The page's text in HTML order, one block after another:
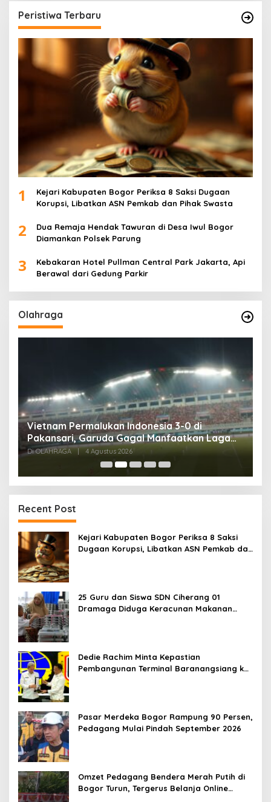
Peristiwa Terbaru
1
Kejari Kabupaten Bogor Periksa 8 Saksi Dugaan
Korupsi, Libatkan ASN Pemkab dan Pihak Swasta
2
Dua Remaja Hendak Tawuran di Desa Iwul Bogor
Diamankan Polsek Parung
3
Kebakaran Hotel Pullman Central Park Jakarta, Api
Berawal dari Gedung Parkir
Olahraga
Vietnam Permalukan Indonesia 3-0 di
Pakansari, Garuda Gagal Manfaatkan Laga
Kandang
Di OLAHRAGA 4 Agustus 2026
Recent Post
Kejari Kabupaten Bogor Periksa 8 Saksi
Dugaan Korupsi, Libatkan ASN Pemkab dan
25 Guru dan Siswa SDN Ciherang 01
Dramaga Diduga Keracunan Makanan
Dedie Rachim Minta Kepastian
Pembangunan Terminal Baranangsiang ke
Pasar Merdeka Bogor Rampung 90 Persen,
Pedagang Mulai Pindah September 2026
Omzet Pedagang Bendera Merah Putih di
Bogor Turun, Tergerus Belanja Online